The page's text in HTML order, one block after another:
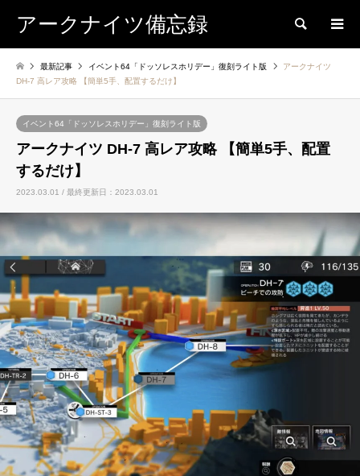
アークナイツ備忘録 検索
最新記事 イベント64「ドッソレスホリデー」復刻ライト版
アークナイツ
DH-7 高レア攻略 【簡単5手、配置するだけ】
イベント64「ドッソレスホリデー」復刻ライト版
アークナイツ DH-7 高レア攻略 【簡単5手、配置
するだけ】
2023.03.01 / 最終更新日：2023.03.01